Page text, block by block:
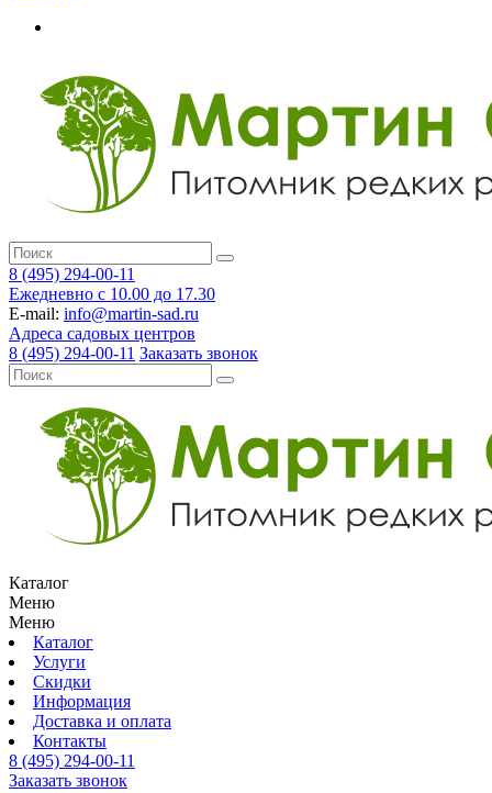
8 (495) 294-00-11
Ежедневно с 10.00 до 17.30
E-mail: info@martin-sad.ru
Адреса садовых центров
8 (495) 294-00-11 Заказать звонок
Каталог
Меню
Меню
Каталог
Услуги
Скидки
Информация
Доставка и оплата
Контакты
8 (495) 294-00-11
Заказать звонок